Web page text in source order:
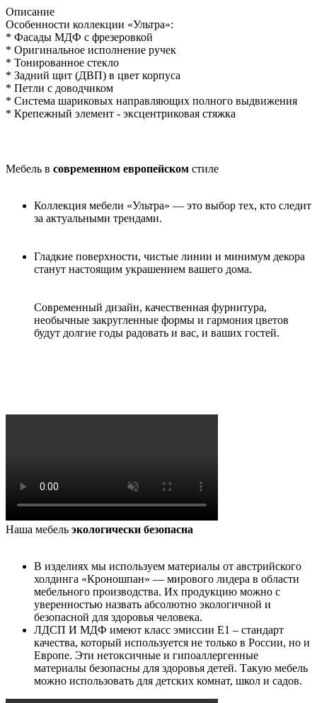
Описание
Особенности коллекции «Ультра»:
* Фасады МДФ с фрезеровкой
* Оригинальное исполнение ручек
* Тонированное стекло
* Задний щит (ДВП) в цвет корпуса
* Петли с доводчиком
* Система шариковых направляющих полного выдвижения
* Крепежный элемент - эксцентриковая стяжка
Мебель в современном европейском стиле
Коллекция мебели «Ультра» — это выбор тех, кто следит
за актуальными трендами.
Гладкие поверхности, чистые линии и минимум декора
станут настоящим украшением вашего дома.
Современный дизайн, качественная фурнитура,
необычные закругленные формы и гармония цветов
будут долгие годы радовать и вас, и ваших гостей.
Наша мебель экологически безопасна
В изделиях мы используем материалы от австрийского
холдинга «Кроношпан» — мирового лидера в области
мебельного производства. Их продукцию можно с
уверенностью назвать абсолютно экологичной и
безопасной для здоровья человека.
ЛДСП И МДФ имеют класс эмиссии Е1 – стандарт
качества, который используется не только в России, но и
Европе. Эти нетоксичные и гипоаллергенные
материалы безопасны для здоровья детей. Такую мебель
можно использовать для детских комнат, школ и садов.